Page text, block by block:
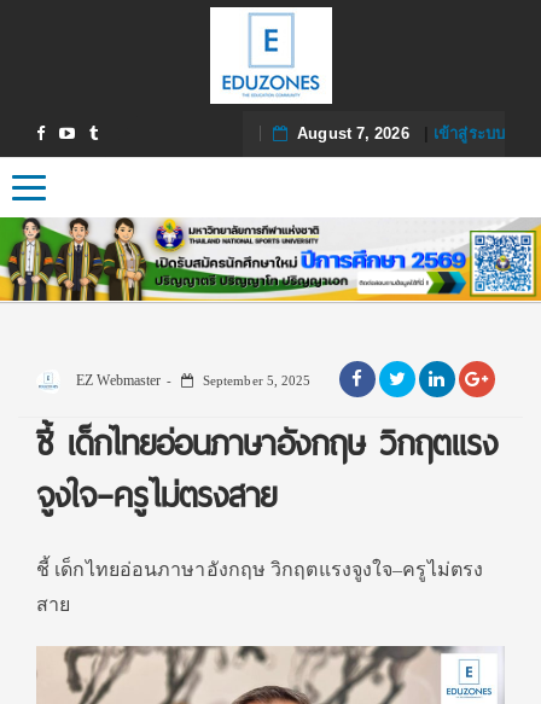
August 7, 2026| เข้าสู่ระบบ
Toggle navigation
EZ Webmaster September 5, 2025
ชี้ เด็กไทยอ่อนภาษาอังกฤษ วิกฤตแรง
จูงใจ–ครูไม่ตรงสาย
ชี้ เด็กไทยอ่อนภาษาอังกฤษ วิกฤตแรงจูงใจ–ครูไม่ตรง
สาย